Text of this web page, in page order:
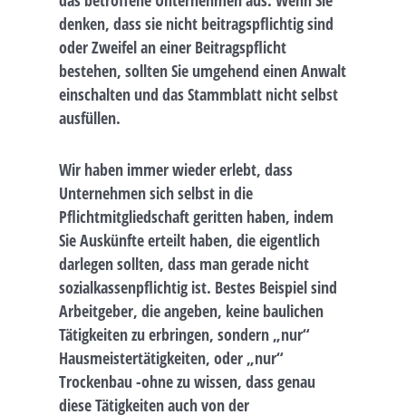
denken, dass sie nicht beitragspflichtig sind
oder Zweifel an einer Beitragspflicht
bestehen, sollten Sie umgehend einen Anwalt
einschalten und das Stammblatt nicht selbst
ausfüllen.
Wir haben immer wieder erlebt, dass
Unternehmen sich selbst in die
Pflichtmitgliedschaft geritten haben, indem
Sie Auskünfte erteilt haben, die eigentlich
darlegen sollten, dass man gerade nicht
sozialkassenpflichtig ist. Bestes Beispiel sind
Arbeitgeber, die angeben, keine baulichen
Tätigkeiten zu erbringen, sondern „nur“
Hausmeistertätigkeiten, oder „nur“
Trockenbau -ohne zu wissen, dass genau
diese Tätigkeiten auch von der